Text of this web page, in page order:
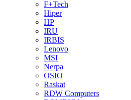
F+Tech
Hiper
HP
IRU
IRBIS
Lenovo
MSI
Nerpa
OSIO
Raskat
RDW Computers